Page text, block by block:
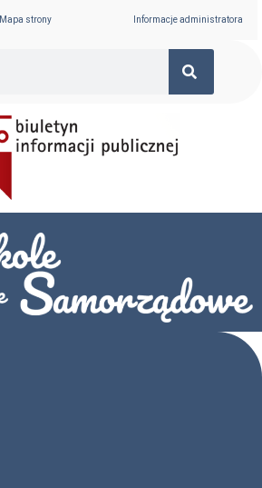
Mapa strony Informacje administratora